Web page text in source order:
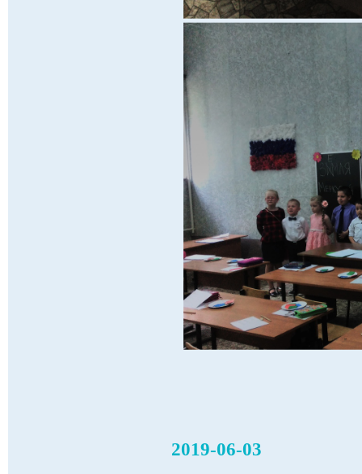
2019-06-03